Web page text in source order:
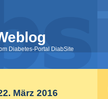
Diabetes-Portal DiabSite
März 2016